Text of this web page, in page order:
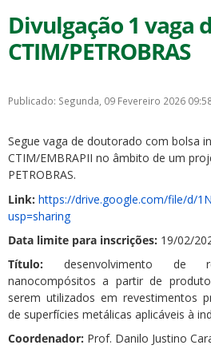
Divulgação 1 vaga
CTIM/PETROBRAS
Publicado: Segunda, 09 Fevereiro 2026
Segue vaga de doutorado com bolsa
CTIM/EMBRAPII no âmbito de um
PETROBRAS.
Link: https://drive.google.com/file/d/
usp=sharing
Data limite para inscrições: 19/02/
Título: desenvolvimento de
nanocompósitos a partir de
serem utilizados em revestimentos
de superfícies metálicas aplicáveis à
Coordenador: Prof. Danilo Justino